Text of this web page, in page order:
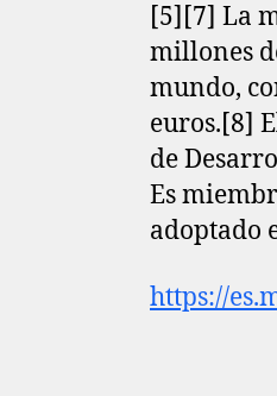
[5]​[7]​ La
millones
mundo,
euros.[8]​
de
Es
adoptado
https://